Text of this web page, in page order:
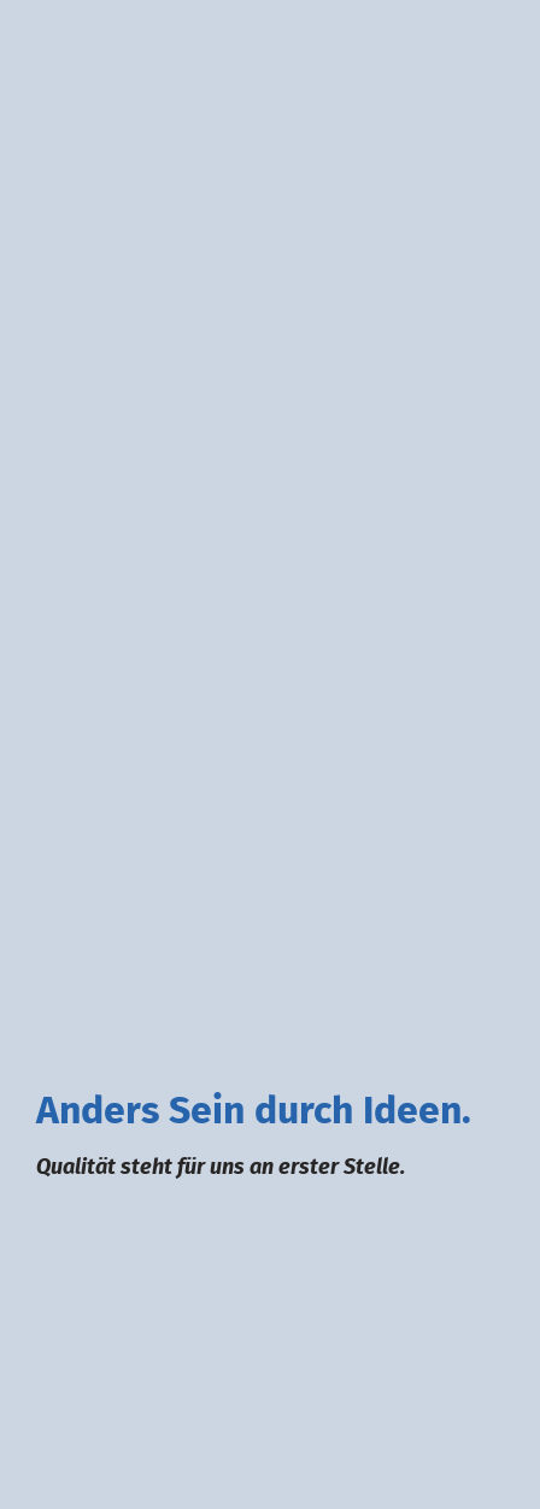
Anders Sein durch deen.
Qualität steht für uns an erster Stelle.